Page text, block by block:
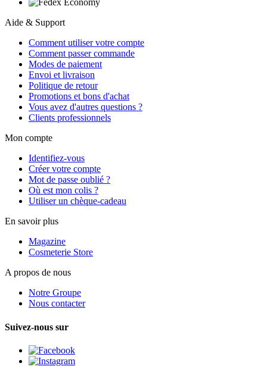
Aide & Support
Comment utiliser votre compte
Comment passer commande
Modes de paiement
Envoi et livraison
Politique de retour
Promotions et bons d'achat
Vous avez d'autres questions ?
Clients professionnels
Mon compte
Identifiez-vous
Créer votre compte
Mot de passe oublié ?
Où est mon colis ?
Utiliser un chèque-cadeau
En savoir plus
Magazine
Cosmeterie Store
A propos de nous
Notre Groupe
Nous contacter
Suivez-nous sur